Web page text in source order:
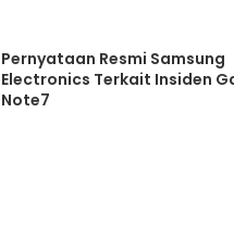
Pernyataan Resmi Samsung
Electronics Terkait Insiden
Note7